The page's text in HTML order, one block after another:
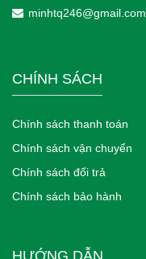
minhtq246@gmail.com
CHÍNH SÁCH
Chính sách thanh toán
Chính sách vận chuyển
Chính sách đổi trả
Chính sách bảo hành
HƯỚNG DẪN